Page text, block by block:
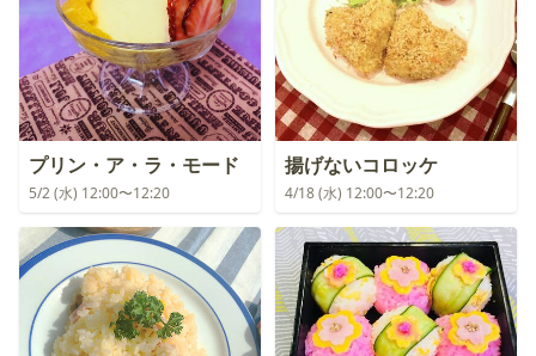
プリン・ア・ラ・モード
5/2 (水) 12:00〜12:20
揚げないコロッケ
4/18 (水) 12:00〜12:20